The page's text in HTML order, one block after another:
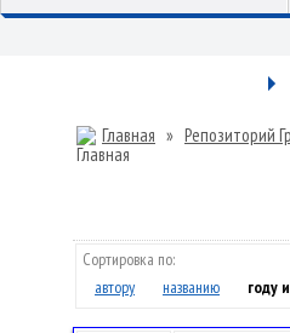
Главная » Репозиторий
Сортировка по:
автору
названию году